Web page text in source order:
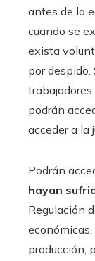
antes de la
cuando se
exista
por
podrán
acceder a la
Podrán
hayan
Regulación
producción;